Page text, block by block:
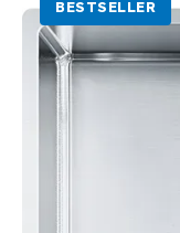
BESTSELLER